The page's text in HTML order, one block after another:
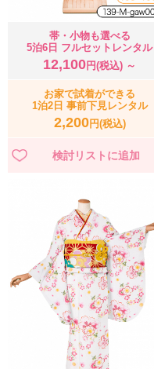
帯・小物も選べる
5泊6日 フルセットレンタル
12,100 円(税込) ～
お家で試着ができる
1泊2日 事前下見レンタル
2,200円(税込)